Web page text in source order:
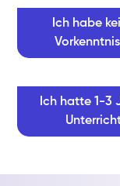
Ich habe
Ich hatte 1-3